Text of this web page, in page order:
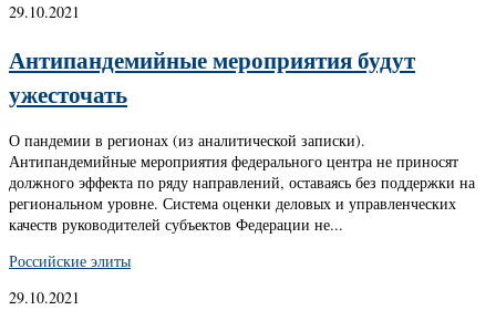
29.10.2021
Антипандемийные мероприятия будут
ужесточать
О пандемии в регионах (из аналитической записки).
Антипандемийные мероприятия федерального центра не приносят
должного эффекта по ряду направлений, оставаясь без поддержки на
региональном уровне. Система оценки деловых и управленческих
качеств руководителей субъектов Федерации не...
Российские элиты
29.10.2021